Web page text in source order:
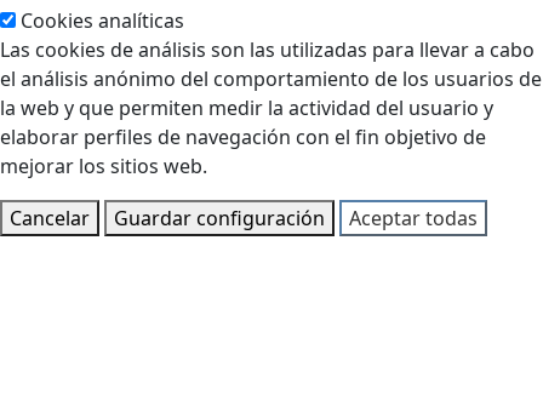
Cookies analíticas
Las cookies de análisis son las utilizadas para llevar a cabo
el análisis anónimo del comportamiento de los usuarios de
la web y que permiten medir la actividad del usuario y
elaborar perfiles de navegación con el fin objetivo de
mejorar los sitios web.
Cancelar
Guardar configuración Aceptar todas